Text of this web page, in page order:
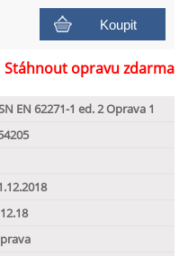
Koupit
Stáhnout opravu zdarma
EN 62271-1 ed. 2 Oprava 1